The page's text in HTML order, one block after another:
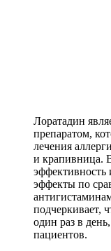
Лоратадин
препаратом,
лечения
и крапивница.
эффекты по
подчеркивает,
один раз в
пациентов.